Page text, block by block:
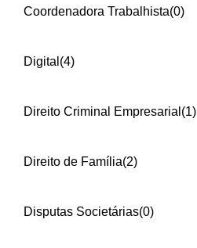
Coordenadora Trabalhista(0)
Digital (4)
Direito Criminal Empresarial (1)
Direito de Família(2)
Disputas Societárias(0)